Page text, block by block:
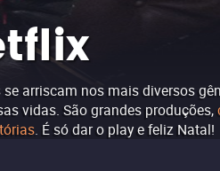
arriscam nos mais diversos
vidas. São grandes produções,
. É só dar o play e feliz Natal!